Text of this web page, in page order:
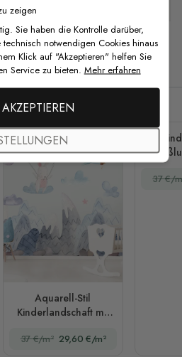
Produkte
Aquarell-Stil
Kinderlandschaft mit
Fototapete
37 €/m² 29,60 €/m²
37 €/
zeigen
Sie haben die Kontrolle darüber,
notwendigen Cookies hinaus
Klick auf "Akzeptieren" helfen Sie
Service zu bieten. Mehr erfahren